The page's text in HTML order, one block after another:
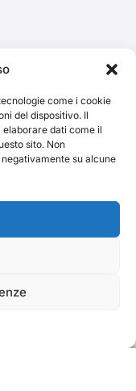
come i cookie
del dispositivo. Il
dati come il
sito. Non
su alcune
Cerca
emergente